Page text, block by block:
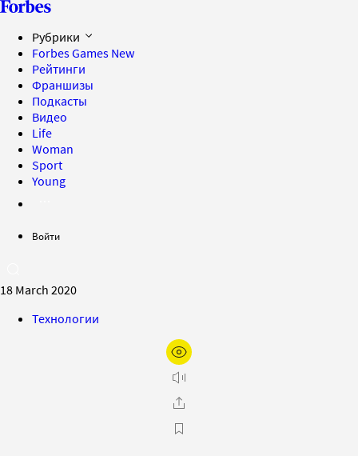
Рубрики
Forbes Games New
Рейтинги
Франшизы
Подкасты
Видео
Life
Woman
Sport
Young
Войти
18 March 2020
Технологии